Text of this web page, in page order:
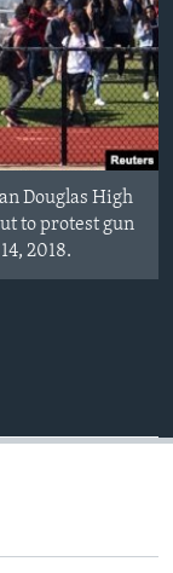
Douglas High
to protest gun
2018.